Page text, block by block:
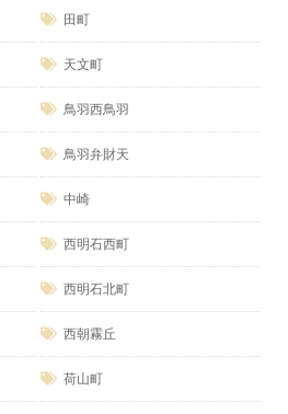
田町
天文町
鳥羽西鳥羽
鳥羽弁財天
中崎
西明石西町
西明石北町
西朝霧丘
荷山町